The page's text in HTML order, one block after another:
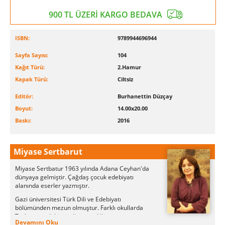
900 TL ÜZERİ KARGO BEDAVA
ISBN: 9789944696944
Sayfa Sayısı:
104
Kağıt Türü:
2.Hamur
Kapak Türü:
Ciltsiz
Editör:
Burhanettin Düzçay
Boyut:
14.00x20.00
Baskı:
2016
Miyase Sertbarut
Miyase Sertbatur 1963 yılında Adana Ceyhan'da
dünyaya gelmiştir. Çağdaş çocuk edebiyatı
alanında eserler yazmıştır.
Gazi üniversitesi Türk Dili ve Edebiyatı
bölümünden mezun olmuştur. Farklı okullarda
Türkçe ve edebiyat öğretmenliği yaptı.
Devamını Oku